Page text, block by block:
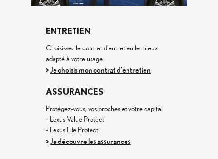
ENTRETIEN
Choisissez le contrat d'entretien le mieux
adapté à votre usage
> Je choisis mon contrat d'entretien
ASSURANCES
Protégez-vous, vos proches et votre capital
- Lexus Value Protect
- Lexus Life Protect
> Je découvre les assurances